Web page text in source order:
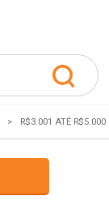
R$3.001 ATÉ R$5.000